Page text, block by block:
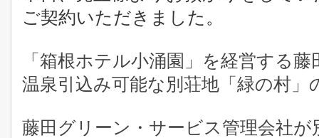
ご契約いただきました。
「箱根ホテル小涌園」を経営する
温泉引込み可能な別荘地「緑の村」
藤田グリーン・サービス管理会社